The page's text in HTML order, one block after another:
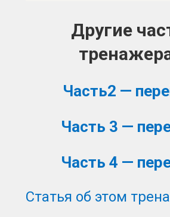
Другие
Часть2 —
Часть 3 —
Часть 4 —
Статья об этом